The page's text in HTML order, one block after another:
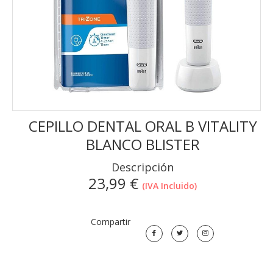
CEPILLO DENTAL ORAL B VITALITY
BLANCO BLISTER
Descripción
23,99 € (IVA Incluido)
Compartir